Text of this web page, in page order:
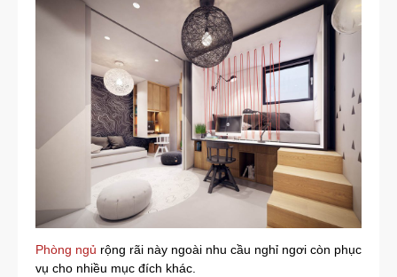
Phòng ngủ rộng rãi này ngoài nhu cầu nghỉ ngơi còn phục
vụ cho nhiều mục đích khác.